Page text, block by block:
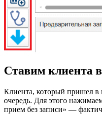
Ставим клиента
Клиента, который пришел в
очередь. Для этого
прием без записи» —